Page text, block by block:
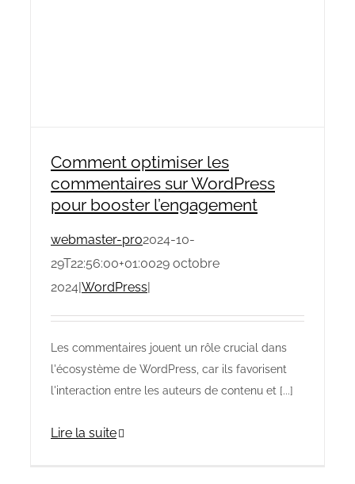
Comment optimiser les
commentaires sur WordPress
pour booster l’engagement
webmaster-pro2024-10-
29T22:56:00+01:0029 octobre
2024|WordPress|
Les commentaires jouent un rôle crucial dans
l'écosystème de WordPress, car ils favorisent
l'interaction entre les auteurs de contenu et [...]
Lire la suite